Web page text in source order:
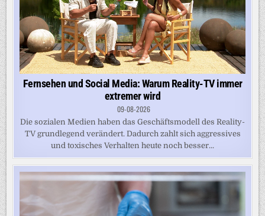
Fernsehen und Social Media: Warum Reality-TV immer
extremer wird
09-08-2026
Die sozialen Medien haben das Geschäftsmodell des Reality-
TV grundlegend verändert. Dadurch zahlt sich aggressives
und toxisches Verhalten heute noch besser...